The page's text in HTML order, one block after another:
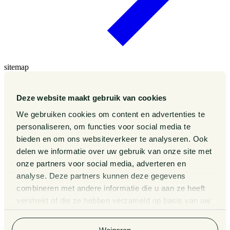
Deze website maakt gebruik van cookies
We gebruiken cookies om content en advertenties te
personaliseren, om functies voor social media te
bieden en om ons websiteverkeer te analyseren. Ook
delen we informatie over uw gebruik van onze site met
onze partners voor social media, adverteren en
analyse. Deze partners kunnen deze gegevens
combineren met andere informatie die u aan ze heeft
verstrekt of die ze hebben verzameld op basis van uw
gebruik van hun services. Bekijkhierde volledige
sitemap
Our Expertise
Our People
Publications
Events
About us
Pieter van Doorne Fund
Diversity, inclusion and equality
International
Matters
Legal Tech
General Conditions
Privacy Statement